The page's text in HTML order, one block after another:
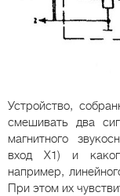
Устройство,
смешивать два
магнитного
вход Х1) и
например,
При этом их